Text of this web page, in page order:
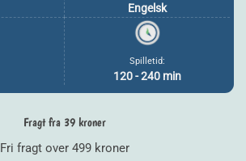
Engelsk
Spilletid:
120 - 240 min
Fragt fra 39 kroner
Fri fragt over 499 kroner